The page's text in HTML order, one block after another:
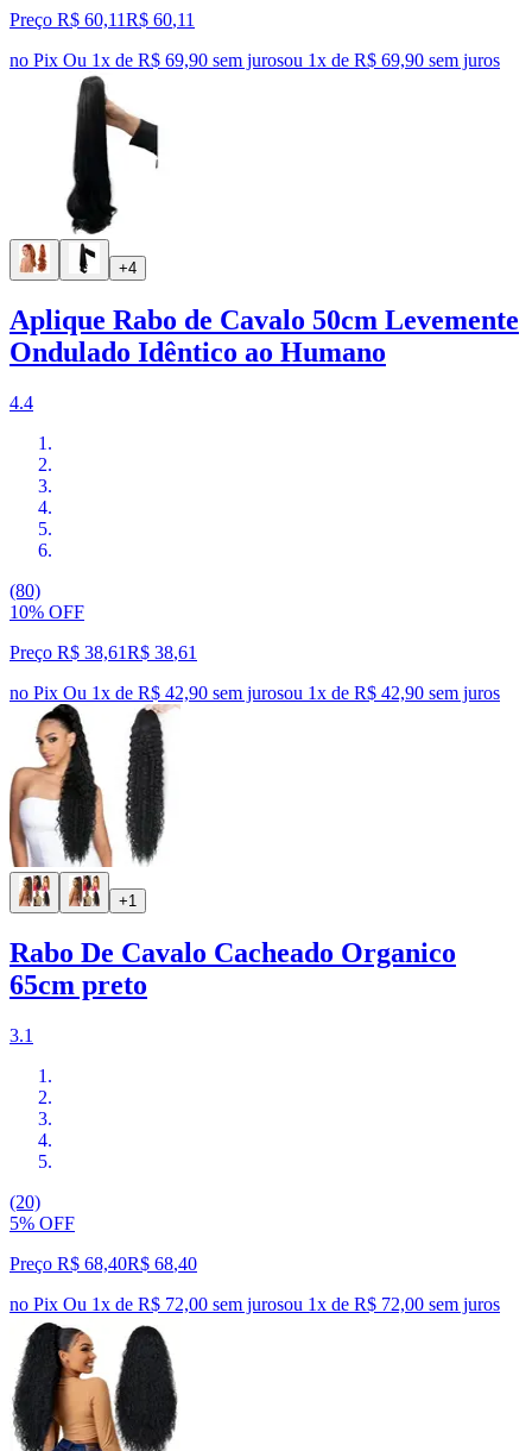
Preço R$ 60,11R$ 60,11
no Pix Ou 1x de R$ 69,90 sem jurosou 1x de R$ 69,90 sem juros
+4
Aplique Rabo de Cavalo 50cm Levemente
Ondulado Idêntico ao Humano
4.4
(80)
10% OFF
Preço R$ 38,61R$ 38,61
no Pix Ou 1x de R$ 42,90 sem jurosou 1x de R$ 42,90 sem juros
+1
Rabo De Cavalo Cacheado Organico
65cm preto
3.1
(20)
5% OFF
Preço R$ 68,40R$ 68,40
no Pix Ou 1x de R$ 72,00 sem jurosou 1x de R$ 72,00 sem juros